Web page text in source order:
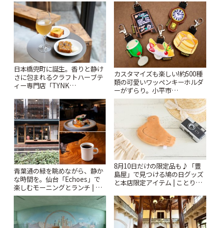
日本橋兜町に誕生。香りと静け
さに包まれるクラフトハーブテ
ィー専門店「TYNK
カスタマイズも楽しい!約500種
類の可愛いワッペンキーホルダ
ーがずらり。小平市
「Kimamaya T&K」 | ことりっ
青葉通の緑を眺めながら、静か
な時間を。仙台「Echoes」で
楽しむモーニングとランチ | こ
とりっぷ
8月10日だけの限定品も♪「豊
島屋」で見つける鳩の日グッズ
と本店限定アイテム | ことりっ